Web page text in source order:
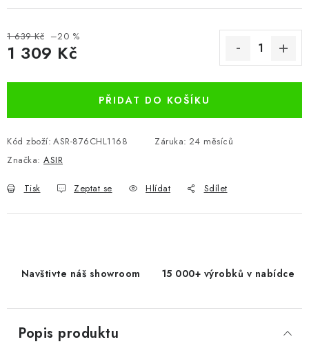
1 639 Kč –20 %
1 309 Kč
PŘIDAT DO KOŠÍKU
Kód zboží: ASR-876CHL1168 Záruka: 24 měsíců
Značka: ASIR
Tisk Zeptat se Hlídat Sdílet
Navštivte náš showroom 15 000+ výrobků v nabídce
Popis produktu